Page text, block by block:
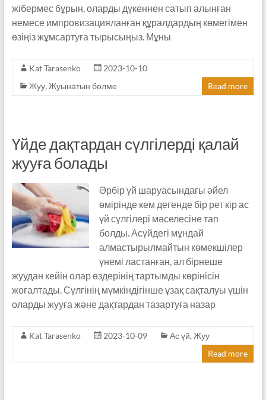
жібермес бұрын, оларды дүкеннен сатып алынған
немесе импровизацияланған құралдардың көмегімен
өзіңіз жұмсартуға тырысыңыз. Мұны
Kat Tarasenko
2023-10-10
Жуу, Жуынатын бөлме Read more
Үйде дақтардан сүлгілерді қалай
жууға болады
Әрбір үй шаруасындағы әйел
өмірінде кем дегенде бір рет кір ас
үй сүлгілері мәселесіне тап
болды. Асүйдегі мұндай
алмастырылмайтын көмекшілер
үнемі ластанған, ал бірнеше
жуудан кейін олар өздерінің тартымды көрінісін
жоғалтады. Сүлгінің мүмкіндігінше ұзақ сақталуы үшін
оларды жууға және дақтардан тазартуға назар
Kat Tarasenko 2023-10-09 Ас үй, Жуу
Read more